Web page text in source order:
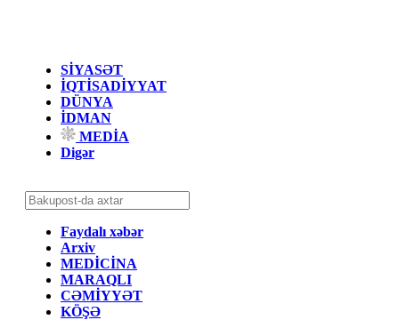
SİYASƏT
İQTİSADİYYAT
DÜNYA
İDMAN
MEDİA
Digər
Faydalı xəbər
Arxiv
MEDİCİNA
MARAQLI
CƏMİYYƏT
KÖŞƏ